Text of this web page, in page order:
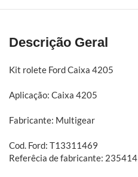
Descrição Geral
Kit rolete Ford Caixa 4205
Aplicação: Caixa 4205
Fabricante: Multigear
Cod. Ford: T13311469
Referêcia de fabricante: 235414